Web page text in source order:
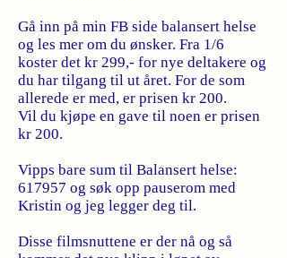
Gå inn på min FB side balansert helse
og les mer om du ønsker. Fra 1/6
koster det kr 299,- for nye deltakere og
du har tilgang til ut året. For de som
allerede er med, er prisen kr 200.
Vil du kjøpe en gave til noen er prisen
kr 200.
Vipps bare sum til Balansert helse:
617957 og søk opp pauserom med
Kristin og jeg legger deg til.
Disse filmsnuttene er der nå og så